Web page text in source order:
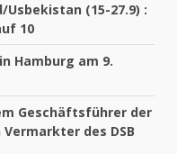
Usbekistan (15-27.9) :
10
Hamburg am 9.
Geschäftsführer der
des DSB